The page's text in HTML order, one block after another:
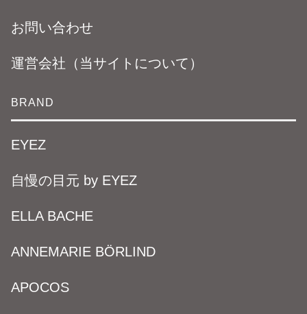
お問い合わせ
運営会社（当サイトについて）
BRAND
EYEZ
自慢の目元 by EYEZ
ELLA BACHE
ANNEMARIE BÖRLIND
APOCOS